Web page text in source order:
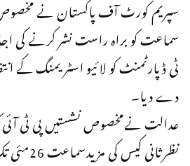
سپریم کورٹ آف پاکستان نے
سماعت کو براہ راست نشر کرنے
ٹی ڈپارٹمنٹ کو لائیو اسٹریمنگ کے
دے دیا۔
عدالت نےمخصوص نشستیں پی ٹی
نظرثانی کیس کی مزیدسماعت 26مئی تک ملتوی کردی۔